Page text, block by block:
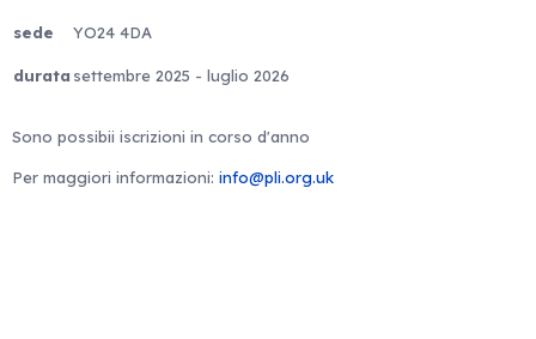
sede YO24 4DA
durata settembre 2025 - luglio 2026
Sono possibii iscrizioni in corso d'anno
Per maggiori informazioni: info@pli.org.uk